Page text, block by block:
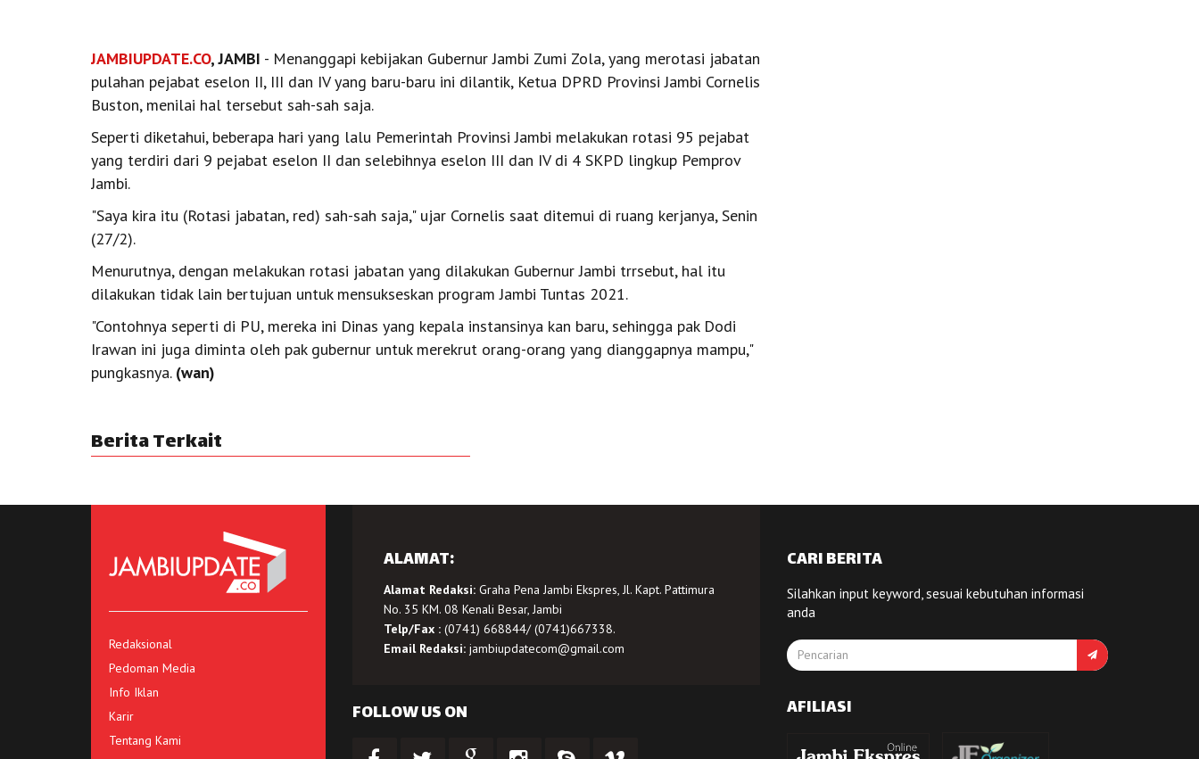
JAMBIUPDATE.CO, JAMBI - Menanggapi kebijakan Gubernur Jambi Zumi Zola, yang merotasi jabatan
pulahan pejabat eselon II, III dan IV yang baru-baru ini dilantik, Ketua DPRD Provinsi Jambi Cornelis
Buston, menilai hal tersebut sah-sah saja.
Seperti diketahui, beberapa hari yang lalu Pemerintah Provinsi Jambi melakukan rotasi 95 pejabat
yang terdiri dari 9 pejabat eselon II dan selebihnya eselon III dan IV di 4 SKPD lingkup Pemprov
Jambi.
"Saya kira itu (Rotasi jabatan, red) sah-sah saja," ujar Cornelis saat ditemui di ruang kerjanya, Senin
(27/2).
Menurutnya, dengan melakukan rotasi jabatan yang dilakukan Gubernur Jambi trrsebut, hal itu
dilakukan tidak lain bertujuan untuk mensukseskan program Jambi Tuntas 2021.
"Contohnya seperti di PU, mereka ini Dinas yang kepala instansinya kan baru, sehingga pak Dodi
Irawan ini juga diminta oleh pak gubernur untuk merekrut orang-orang yang dianggapnya mampu,"
pungkasnya. (wan)
Berita Terkait
Redaksional
Pedoman Media
Info Iklan
Karir
Tentang Kami
ALAMAT:
Alamat Redaksi:Graha Pena Jambi Ekspres, Jl. Kapt. Pattimura
No. 35 KM. 08 Kenali Besar, Jambi
Telp/Fax :(0741) 668844/ (0741)667338.
Email Redaksi: jambiupdatecom@gmail.com
FOLLOW US ON
CARI BERITA
Silahkan input keyword, sesuai kebutuhan informasi
anda
AFILIASI